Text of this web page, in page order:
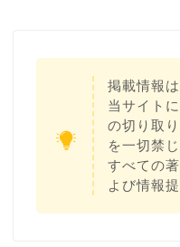
掲載情報
当サイト
の切り取
を一切禁じ
すべての
よび情報